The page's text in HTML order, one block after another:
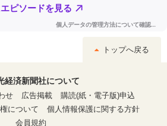
トップへ戻る
経済新聞社について
せ 広告掲載
購読(紙・電子版)申込
について
個人情報保護に関する方針
会員規約